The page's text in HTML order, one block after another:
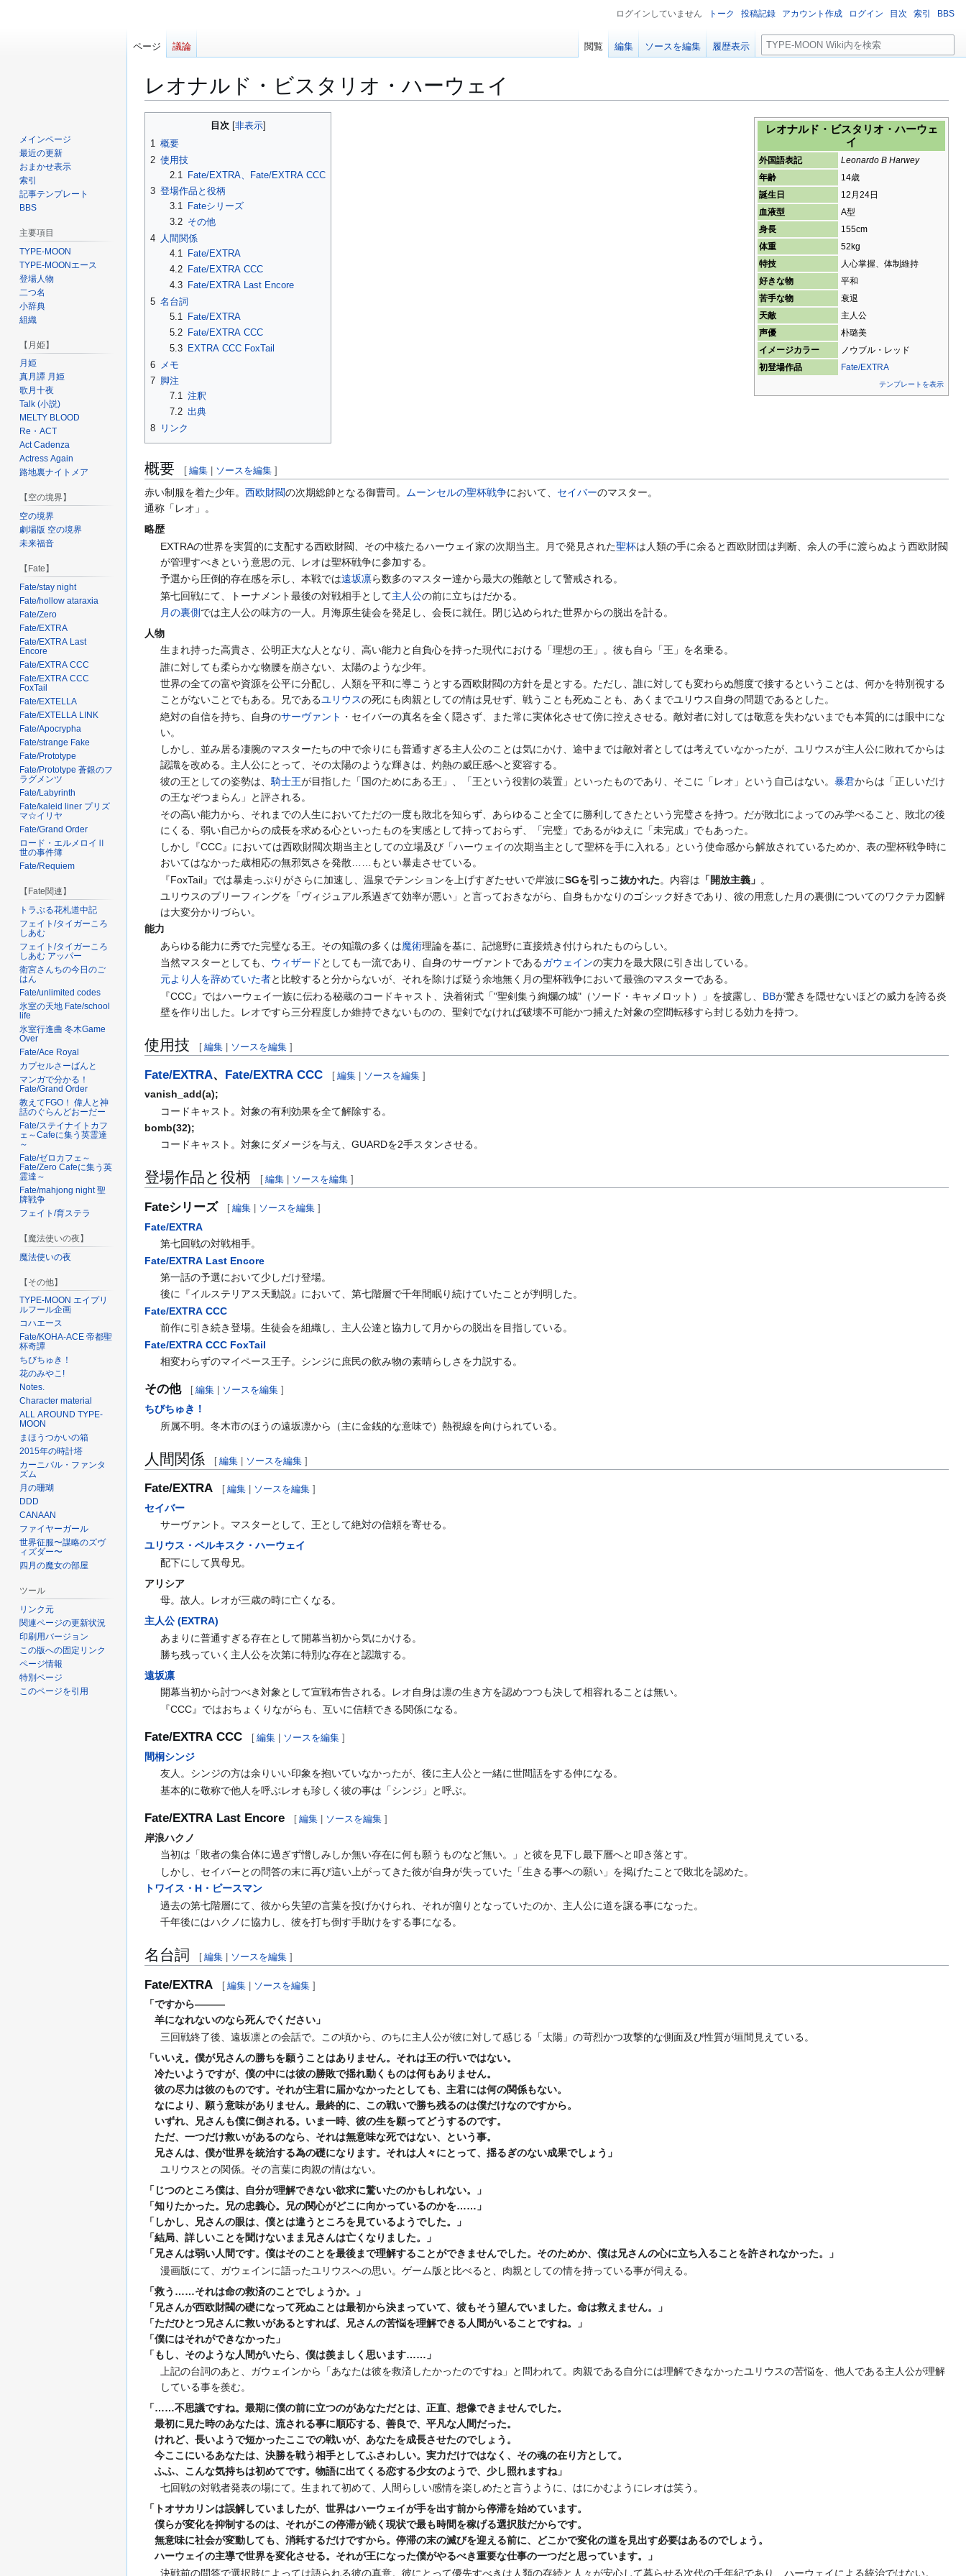
レオナルド・ビスタリオ・ハーウェイ
ー
移
レオナルド・ビスタリオ・ハーウェ
イ
外国語表記
Leonardo B Harwey
年齢
14歳
誕生日
12月24日
血液型
A型
身長
155cm
体重
52kg
特技
人心掌握、体制維持
好きな物
平和
苦手な物
衰退
天敵
主人公
声優
朴璐美
イメージカラー
ノウブル・レッド
初登場作品
Fate/EXTRA
テンプレートを表示
目次
1 概要
2 使用技
2.1
Fate/EXTRA、Fate/EXTRA CCC
3 登場作品と役柄
3.1
Fateシリーズ
3.2 その他
4
人間関係
4.1
Fate/EXTRA
4.2
Fate/EXTRA CCC
4.3
Fate/EXTRA Last Encore
5 名台詞
5.1
Fate/EXTRA
5.2
Fate/EXTRA CCC
5.3
EXTRA CCC FoxTail
6
メモ
7 脚注
7.1 注釈
7.2 出典
8
リンク
概要 [ 編集 ソースを編集 ]
赤い制服を着た少年。 西欧財閥の次期総帥となる御曹司。 ムーンセルの聖杯戦争において、 セイバーのマスター。
通称「レオ」。
略歴
EXTRAの世界を実質的に支配する西欧財閥、その中核たるハーウェイ家の次期当主。月で発見された聖杯は人類の手に余ると西欧財団は判断、余人の手に渡らぬよう西欧財閥
が管理すべきという意思の元、レオは聖杯戦争に参加する。
予選から圧倒的存在感を示し、本戦では遠坂凛ら数多のマスター達から最大の難敵として警戒される。
第七回戦にて、トーナメント最後の対戦相手として主人公の前に立ちはだかる。
月の裏側では主人公の味方の一人。月海原生徒会を発足し、会長に就任。閉じ込められた世界からの脱出を計る。
人物
生まれ持った高貴さ、公明正大な人となり、高い能力と自負心を持った現代における「理想の王」。彼も自ら「王」を名乗る。
誰に対しても柔らかな物腰を崩さない、太陽のような少年。
世界の全ての富や資源を公平に分配し、人類を平和に導こうとする西欧財閥の方針を是とする。ただし、誰に対しても変わらぬ態度で接するということは、何かを特別視する
ことがないことでもある。兄であるユリウスの死にも肉親としての情は見せず、戦うことも死ぬことも、あくまでユリウス自身の問題であるとした。
絶対の自信を持ち、自身のサーヴァント ・セイバーの真名を全く隠さず、また常に実体化させて傍に控えさせる。敵対者に対しては敬意を失わないまでも本質的には眼中にな
い。
しかし、並み居る凄腕のマスターたちの中で余りにも普通すぎる主人公のことは気にかけ、途中までは敵対者としては考えていなかったが、ユリウスが主人公に敗れてからは
認識を改める。主人公にとって、その太陽のような輝きは、灼熱の威圧感へと変容する。
彼の王としての姿勢は、騎士王が目指した「国のためにある王」、「王という役割の装置」といったものであり、そこに「レオ」という自己はない。暴君からは「正しいだけ
の王なぞつまらん」と評される。
その高い能力から、それまでの人生においてただの一度も敗北を知らず、あらゆること全てに勝利してきたという完璧さを持つ。だが敗北によってのみ学べること、敗北の後
にくる、弱い自己からの成長を求める心といったものを実感として持っておらず、「完璧」であるがゆえに「未完成」でもあった。
しかし『CCC』においては西欧財閥次期当主としての立場及び「ハーウェイの次期当主として聖杯を手に入れる」という使命感から解放されているためか、表の聖杯戦争時に
おいてはなかった歳相応の無邪気さを発散……もとい暴走させている。
『FoxTail』では暴走っぷりがさらに加速し、温泉でテンションを上げすぎたせいで岸波にSGを引っこ抜かれた。内容は 「開放主義」 。
ユリウスのブリーフィングを「ヴィジュアル系過ぎて効率が悪い」と言っておきながら、自身もかなりのゴシック好きであり、彼の用意した月の裏側についてのワクテカ図解
は大変分かりづらい。
能力
あらゆる能力に秀でた完璧なる王。その知識の多くは魔術理論を基に、記憶野に直接焼き付けられたものらしい。
当然マスターとしても、 ウィザード としても一流であり、自身のサーヴァントであるガウェインの実力を最大限に引き出している。
元より人を辞めていた者と比較すると分からないが、それを除けば疑う余地無く月の聖杯戦争において最強のマスターである。
『CCC』ではハーウェイ一族に伝わる秘蔵のコードキャスト、決着術式「"聖剣集う絢爛の城"（ソード・キャメロット）」を披露し、 BBが驚きを隠せないほどの威力を誇る炎
壁を作り出した。レオですら三分程度しか維持できないものの、聖剣でなければ破壊不可能かつ捕えた対象の空間転移すら封じる効力を持つ。
使用技 [ 編集 ソースを編集 ]
Fate/EXTRA、 Fate/EXTRA CCC [ 編集 | ソースを編集 ]
vanish_add(a);
コードキャスト。対象の有利効果を全て解除する。
bomb(32);
コードキャスト。対象にダメージを与え、GUARDを2手スタンさせる。
登場作品と役柄 [ 編集 ソースを編集 ]
Fateシリーズ [ 編集 ソースを編集 ]
Fate/EXTRA
第七回戦の対戦相手。
Fate/EXTRA Last Encore
第一話の予選において少しだけ登場。
後に『イルステリアス天動説』において、第七階層で千年間眠り続けていたことが判明した。
Fate/EXTRA CCC
前作に引き続き登場。生徒会を組織し、主人公達と協力して月からの脱出を目指している。
Fate/EXTRA CCC FoxTail
相変わらずのマイペース王子。シンジに庶民の飲み物の素晴らしさを力説する。
その他 [ 編集 ソースを編集 ]
ちびちゅき！
所属不明。冬木市のほうの遠坂凛から（主に金銭的な意味で）熱視線を向けられている。
人間関係 [ 編集 | ソースを編集 ]
Fate/EXTRA [ 編集 ソースを編集 ]
セイバー
サーヴァント。マスターとして、王として絶対の信頼を寄せる。
ユリウス・ベルキスク・ハーウェイ
配下にして異母兄。
アリシア
母。故人。レオが三歳の時に亡くなる。
主人公 (EXTRA)
あまりに普通すぎる存在として開幕当初から気にかける。
勝ち残っていく主人公を次第に特別な存在と認識する。
遠坂凛
開幕当初から討つべき対象として宣戦布告される。レオ自身は凛の生き方を認めつつも決して相容れることは無い。
『CCC』ではおちょくりながらも、互いに信頼できる関係になる。
Fate/EXTRA CCC [ 編集 ソースを編集 ]
間桐シンジ
友人。シンジの方は余りいい印象を抱いていなかったが、後に主人公と一緒に世間話をする仲になる。
基本的に敬称で他人を呼ぶレオも珍しく彼の事は「シンジ」と呼ぶ。
Fate/EXTRA Last Encore [ 編集 ソースを編集 ]
岸浪ハクノ
当初は「敗者の集合体に過ぎず憎しみしか無い存在に何も願うものなど無い。」と彼を見下し最下層へと叩き落とす。
しかし、セイバーとの問答の末に再び這い上がってきた彼が自身が失っていた「生きる事への願い」を掲げたことで敗北を認めた。
トワイス・H・ピースマン
過去の第七階層にて、彼から失望の言葉を投げかけられ、それが痼りとなっていたのか、主人公に道を譲る事になった。
千年後にはハクノに協力し、彼を打ち倒す手助けをする事になる。
名台詞 [ 編集 ソースを編集 ]
Fate/EXTRA [ 編集 | ソースを編集 ]
「ですから―――
羊になれないのなら死んでください」
三回戦終了後、遠坂凛との会話で。この頃から、のちに主人公が彼に対して感じる「太陽」の苛烈かつ攻撃的な側面及び性質が垣間見えている。
「いいえ。僕が兄さんの勝ちを願うことはありません。それは王の行いではない。
冷たいようですが、僕の中には彼の勝敗で揺れ動くものは何もありません。
彼の尽力は彼のものです。それが主君に届かなかったとしても、主君には何の関係もない。
なにより、願う意味がありません。最終的に、この戦いで勝ち残るのは僕だけなのですから。
いずれ、兄さんも僕に倒される。いま一時、彼の生を願ってどうするのです。
ただ、一つだけ救いがあるのなら、それは無意味な死ではない、という事。
兄さんは、僕が世界を統治する為の礎になります。それは人々にとって、揺るぎのない成果でしょう」
ユリウスとの関係。その言葉に肉親の情はない。
「じつのところ僕は、自分が理解できない欲求に驚いたのかもしれない。」
「知りたかった。兄の忠義心。兄の関心がどこに向かっているのかを……」
「しかし、兄さんの眼は、僕とは違うところを見ているようでした。」
「結局、詳しいことを聞けないまま兄さんは亡くなりました。」
「兄さんは弱い人間です。僕はそのことを最後まで理解することができませんでした。そのためか、僕は兄さんの心に立ち入ることを許されなかった。」
漫画版にて、ガウェインに語ったユリウスへの思い。ゲーム版と比べると、肉親としての情を持っている事が伺える。
「救う……それは命の救済のことでしょうか。」
「兄さんが西欧財閥の礎になって死ぬことは最初から決まっていて、彼もそう望んでいました。命は救えません。」
「ただひとつ兄さんに救いがあるとすれば、兄さんの苦悩を理解できる人間がいることですね。」
「僕にはそれができなかった」
「もし、そのような人間がいたら、僕は羨ましく思います……」
上記の台詞のあと、ガウェインから「あなたは彼を救済したかったのですね」と問われて。肉親である自分には理解できなかったユリウスの苦悩を、他人である主人公が理解
している事を羨む。
「……不思議ですね。最期に僕の前に立つのがあなただとは、正直、想像できませんでした。
最初に見た時のあなたは、流される事に順応する、善良で、平凡な人間だった。
けれど、長いようで短かったここでの戦いが、あなたを成長させたのでしょう。
今ここにいるあなたは、決勝を戦う相手としてふさわしい。実力だけではなく、その魂の在り方として。
ふふ、こんな気持ちは初めてです。物語に出てくる恋する少女のようで、少し照れますね」
七回戦の対戦者発表の場にて。生まれて初めて、人間らしい感情を楽しめたと言うように、はにかむようにレオは笑う。
「トオサカリンは誤解していましたが、世界はハーウェイが手を出す前から停滞を始めています。
僕らが変化を抑制するのは、それがこの停滞が続く現状で最も時間を稼げる選択肢だからです。
無意味に社会が変動しても、消耗するだけですから。停滞の末の滅びを迎える前に、どこかで変化の道を見出す必要はあるのでしょう。
ハーウェイの主導で世界を変化させる。それが王になった僕がやるべき重要な仕事の一つだと思っています。」
決戦前の問答で選択肢によっては語られる彼の真意。彼にとって優先すべきは人類の存続と人々が安心して暮らせる次代の千年紀であり、ハーウェイによる統治ではない。
ログインしていません トーク 投稿記録 アカウント作成 ログイン 目次 索引 BBS
ページ 議論 閲覧 編集 ソースを編集 履歴表示
検
索
メインページ
最近の更新
おまかせ表示
索引
記事テンプレート
BBS
主要項目
TYPE-MOON
TYPE-MOONエース
登場人物
二つ名
小辞典
組織
【月姫】
月姫
真月譚 月姫
歌月十夜
Talk (小説)
MELTY BLOOD
Re・ACT
Act Cadenza
Actress Again
路地裏ナイトメア
【空の境界】
空の境界
劇場版 空の境界
未来福音
【Fate】
Fate/stay night
Fate/hollow ataraxia
Fate/Zero
Fate/EXTRA
Fate/EXTRA Last
Encore
Fate/EXTRA CCC
Fate/EXTRA CCC
FoxTail
Fate/EXTELLA
Fate/EXTELLA LINK
Fate/Apocrypha
Fate/strange Fake
Fate/Prototype
Fate/Prototype 蒼銀のフ
ラグメンツ
Fate/Labyrinth
Fate/kaleid liner プリズ
マ☆イリヤ
Fate/Grand Order
ロード・エルメロイⅡ
世の事件簿
Fate/Requiem
【Fate関連】
トラぶる花札道中記
フェイト/タイガーころ
しあむ
フェイト/タイガーころ
しあむ アッパー
衛宮さんちの今日のご
はん
Fate/unlimited codes
氷室の天地 Fate/school
life
氷室行進曲 冬木Game
Over
Fate/Ace Royal
カプセルさーばんと
マンガで分かる！
Fate/Grand Order
教えてFGO！ 偉人と神
話のぐらんどおーだー
Fate/ステイナイトカフ
ェ～Cafeに集う英霊達
～
Fate/ゼロカフェ～
Fate/Zero Cafeに集う英
霊達～
Fate/mahjong night 聖
牌戦争
フェイト/育ステラ
【魔法使いの夜】
魔法使いの夜
【その他】
TYPE-MOON エイプリ
ルフール企画
コハエース
Fate/KOHA-ACE 帝都聖
杯奇譚
ちびちゅき！
花のみやこ!
Notes.
Character material
ALL AROUND TYPE-
MOON
まほうつかいの箱
2015年の時計塔
カーニバル・ファンタ
ズム
月の珊瑚
DDD
CANAAN
ファイヤーガール
世界征服〜謀略のズヴ
ィズダー〜
四月の魔女の部屋
ツール
リンク元
関連ページの更新状況
印刷用バージョン
この版への固定リンク
ページ情報
特別ページ
このページを引用